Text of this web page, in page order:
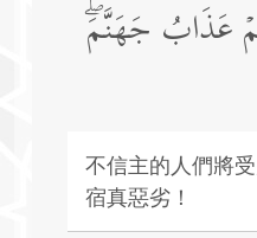
عَذَابُ جَهَنَّمَۖ
不信主的人們將
宿真惡劣！